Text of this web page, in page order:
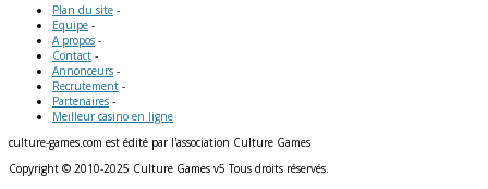
Plan du site -
Equipe -
A propos -
Contact -
Annonceurs -
Recrutement -
Partenaires -
Meilleur casino en ligne
culture-games.com est édité par l'association Culture Games
Copyright © 2010-2025 Culture Games v5 Tous droits réservés.